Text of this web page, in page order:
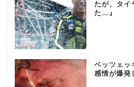
たが、タイ
た…』
ベッツェッ
感情が爆発